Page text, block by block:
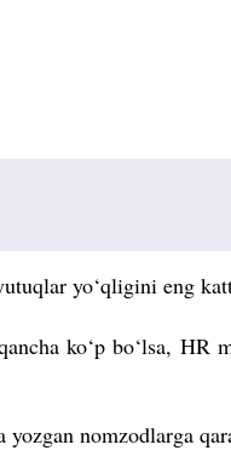
yo‘qligini eng
ko‘p bo‘lsa, HR
nomzodlarga